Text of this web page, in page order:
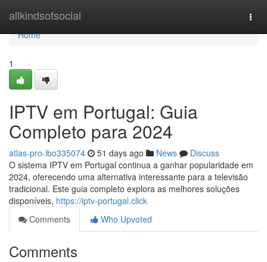
allkindsofsocial
Home
Home
1
IPTV em Portugal: Guia
Completo para 2024
atlas-pro-ibo335074 51 days ago News
Discuss
O sistema IPTV em Portugal continua a ganhar popularidade em
2024, oferecendo uma alternativa interessante para a televisão
tradicional. Este guia completo explora as melhores soluções
disponíveis, https://iptv-portugal.click
Comments
Who Upvoted
Comments